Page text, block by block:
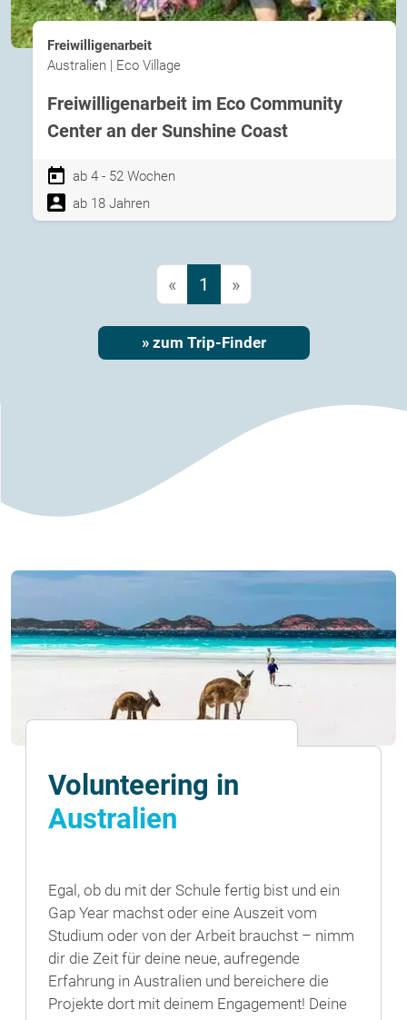
Freiwilligenarbeit
Australien | Eco Village
Freiwilligenarbeit im Eco Community
Center an der Sunshine Coast
ab 4 - 52 Wochen
ab 18 Jahren
« 1 »
» zum Trip-Finder
Volunteering in
Australien
Egal, ob du mit der Schule fertig bist und ein
Gap Year machst oder eine Auszeit vom
Studium oder von der Arbeit brauchst – nimm
dir die Zeit für deine neue, aufregende
Erfahrung in Australien und bereichere die
Projekte dort mit deinem Engagement! Deine